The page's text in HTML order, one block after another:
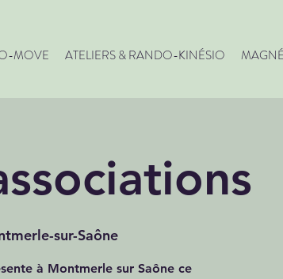
MOVE ATELIERS & RANDO-KINÉSIO
sur-Saône
à Montmerle sur Saône ce